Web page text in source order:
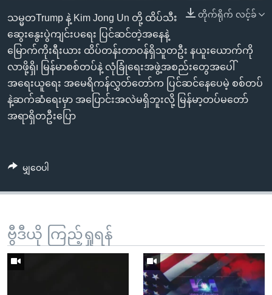
ကျော်
ကြည့်
ရန်
နေရာ
ဗွီအိုအေ လူမှုကွန်ယက်များ
ဘာသာစကားများ
တိုက်ရိုက် လင့်ခ်
သမ္မတTrump နဲ့ Kim Jong Un တို့ ထိပ်သီး
ဆွေးနွေးပွဲကျင်းပရေး ပြင်ဆင်တဲ့အနေနဲ့
မြောက်ကိုးရီးယား ထိပ်တန်းတာဝန်ရှိသူတဦး နယူးယောက်ကို
လာဖို့ရှိ၊ မြန်မာစစ်တပ်နဲ့ လုံခြုံရေးအဖွဲ့အစည်းတွေအပေါ်
အရေးယူရေး အမေရိကန်လွှတ်တော်က ပြင်ဆင်နေပေမဲ့ စစ်တပ်
နဲ့ဆက်ဆံရေးမှာ အပြောင်းအလဲမရှိဘူးလို့ မြန်မာ့တပ်မတော်
အရာရှိတဦးပြော
မျှဝေပါ
ဗွီဒီယို ကြည့်ရှုရန်